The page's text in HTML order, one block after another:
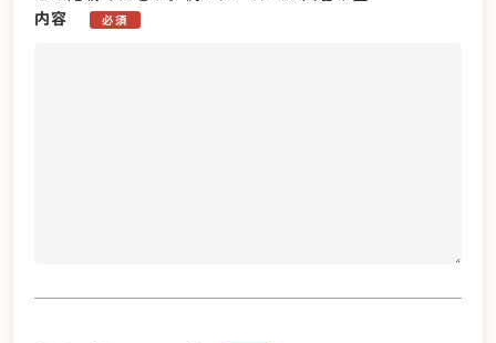
内容
必須